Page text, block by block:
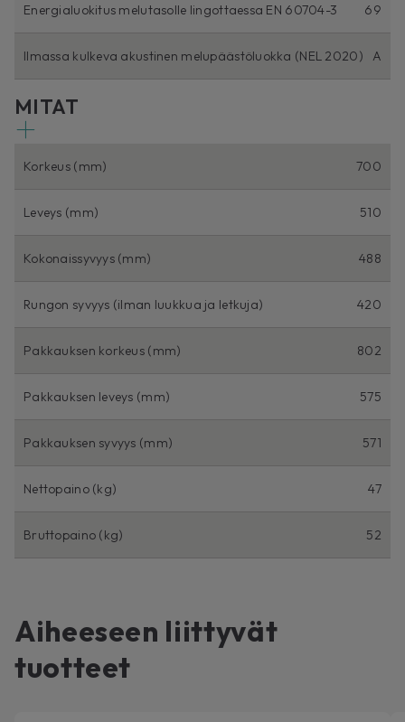
Energialuokitus melutasolle lingottaessa EN 60704-3 69
Ilmassa kulkeva akustinen melupäästöluokka (NEL 2020) A
MITAT
Korkeus (mm) 700
Leveys (mm) 510
Kokonaissyvyys (mm) 488
Rungon syvyys (ilman luukkua ja letkuja) 420
Pakkauksen korkeus (mm) 802
Pakkauksen leveys (mm) 575
Pakkauksen syvyys (mm) 571
Nettopaino (kg) 47
Bruttopaino (kg) 52
Aiheeseen liittyvät
tuotteet